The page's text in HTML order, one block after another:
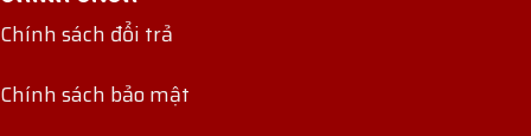
Chính sách đổi trả
Chính sách bảo mật